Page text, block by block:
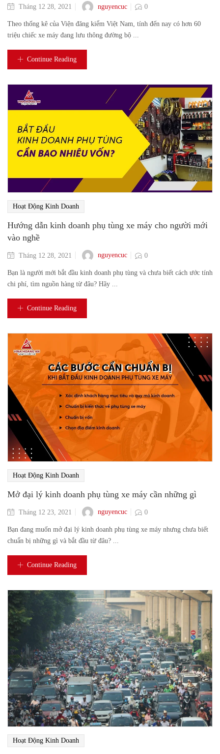
Tháng 12 28, 2021 nguyencuc 0
Theo thống kê của Viện đăng kiểm Việt Nam, tính đến nay có hơn 60
triệu chiếc xe máy đang lưu thông đường bộ ...
Continue Reading
Hoạt Động Kinh Doanh
Hướng dẫn kinh doanh phụ tùng xe máy cho người mới
vào nghề
Tháng 12 28, 2021 nguyencuc 0
Bạn là người mới bắt đầu kinh doanh phụ tùng và chưa biết cách ước tính
chi phí, tìm nguồn hàng từ đâu? Hãy ...
Continue Reading
Hoạt Động Kinh Doanh
Mở đại lý kinh doanh phụ tùng xe máy cần những gì
Tháng 12 23, 2021 nguyencuc 0
Bạn đang muốn mở đại lý kinh doanh phụ tùng xe máy nhưng chưa biết
chuẩn bị những gì và bắt đầu từ đâu? ...
Continue Reading
Hoạt Động Kinh Doanh